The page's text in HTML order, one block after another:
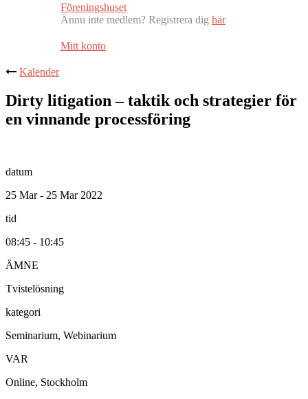
Föreningshuset
Ännu inte medlem? Registrera dig här
Mitt konto
Kalender
Dirty litigation – taktik och strategier för
en vinnande processföring
datum
25 Mar - 25 Mar 2022
tid
08:45 - 10:45
ÄMNE
Tvistelösning
kategori
Seminarium, Webinarium
VAR
Online, Stockholm